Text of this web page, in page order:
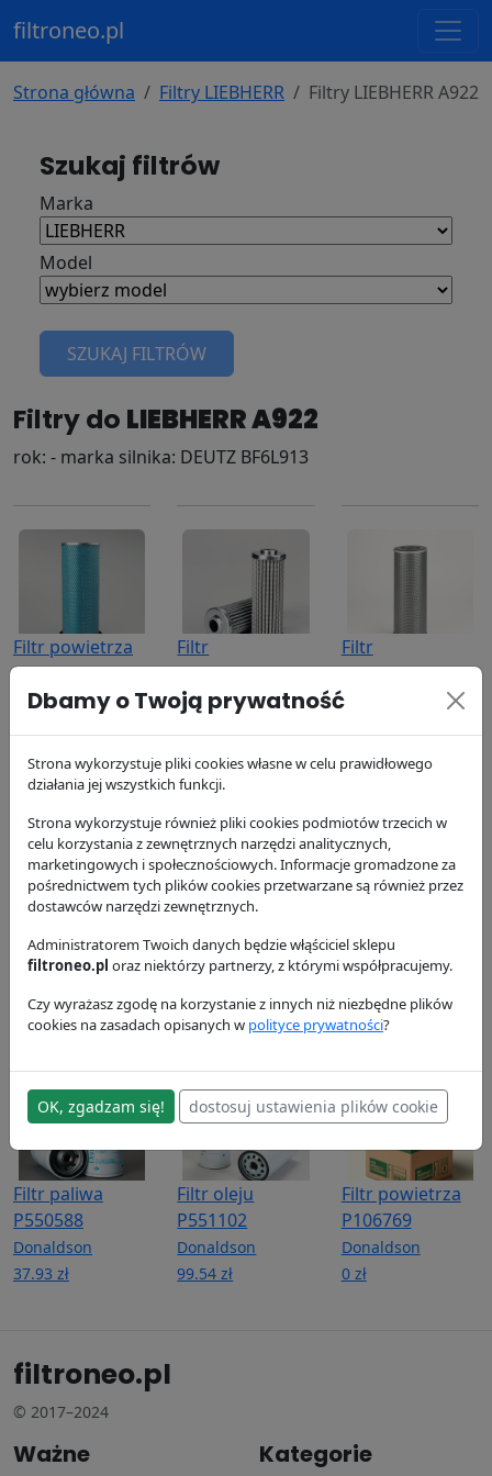
filtroneo.pl
Strona główna Filtry LIEBHERR Filtry LIEBHERR A922
Szukaj filtrów
Marka
Model
SZUKAJ FILTRÓW
Filtry do LIEBHERR A922
rok: - marka silnika: DEUTZ BF6L913
Filtr powietrza
P119373
Donaldson
Filtr
hydrauliczny
P173188
133.34 zł
Filtr
hydrauliczny
P173483
457.36 zł
Filtr powietrza
P181046
197.03 zł
Filtr oleju
P550117
78.08 zł
Filtr paliwa
P550587
42.52 zł
Filtr paliwa
P550588
Donaldson
37.93 zł
Filtr oleju
P551102
Donaldson
99.54 zł
Filtr powietrza
P106769
Donaldson
0 zł
filtroneo.pl
© 2017–2024
Ważne Kategorie
Dbamy o Twoją prywatność
Strona wykorzystuje pliki cookies własne w celu prawidłowego
działania jej wszystkich funkcji.
Strona wykorzystuje również pliki cookies podmiotów trzecich w
celu korzystania z zewnętrznych narzędzi analitycznych,
marketingowych i społecznościowych. Informacje gromadzone za
pośrednictwem tych plików cookies przetwarzane są również przez
dostawców narzędzi zewnętrznych.
Administratorem Twoich danych będzie włąściciel sklepu
filtroneo.pl oraz niektórzy partnerzy, z którymi współpracujemy.
Czy wyrażasz zgodę na korzystanie z innych niż niezbędne plików
cookies na zasadach opisanych w polityce prywatności?
OK, zgadzam się! dostosuj ustawienia plików cookie